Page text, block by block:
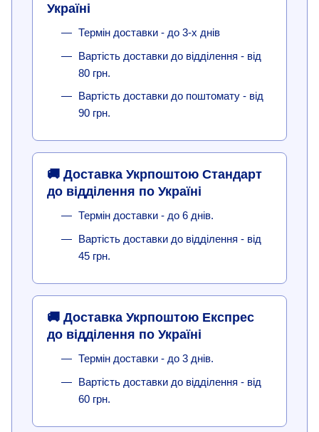
Україні
Термін доставки - до 3-х днів
Вартість доставки до відділення - від
80 грн.
Вартість доставки до поштомату - від
90 грн.
🚚 Доставка Укрпоштою Стандарт
до відділення по Україні
Термін доставки - до 6 днів.
Вартість доставки до відділення - від
45 грн.
🚚 Доставка Укрпоштою Експрес
до відділення по Україні
Термін доставки - до 3 днів.
Вартість доставки до відділення - від
60 грн.